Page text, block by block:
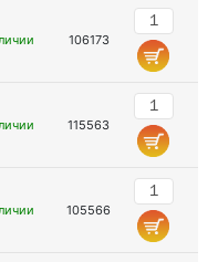
106173
115563
105566